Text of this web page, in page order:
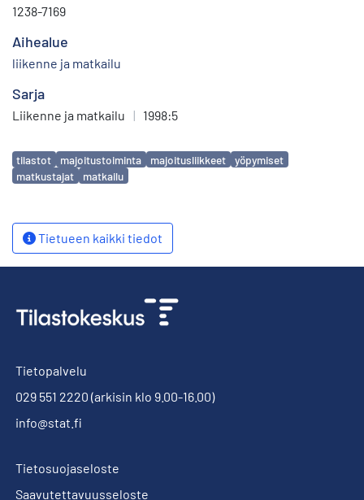
1238-7169
Aihealue
liikenne ja matkailu
Sarja
Liikenne ja matkailu | 1998:5
Avainsanat
tilastot majoitustoiminta majoitusliikkeet
yöpymiset
matkustajat
matkailu
Tietueen kaikki tiedot
Tietopalvelu
029 551 2220 (arkisin klo 9.00-16.00)
info@stat.fi
Tietosuojaseloste
Saavutettavuusseloste